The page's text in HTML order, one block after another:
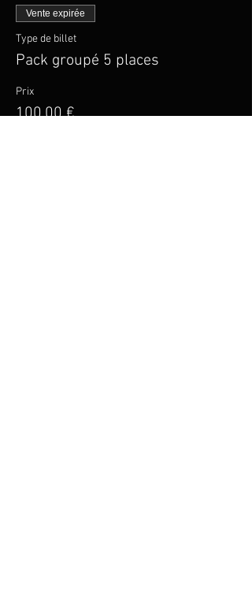
Vente expirée
Type de billet
Pack groupé 5 places
Prix
100,00 €